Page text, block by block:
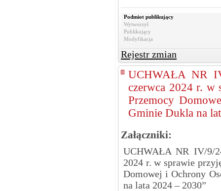
Podmiot publikujący
Wytworzył
Publikujący
Modyfikacja
Rejestr zmian
UCHWAŁA NR
czerwca 2024 r. w
Przemocy
Gminie Dukla na
Załączniki:
UCHWAŁA NR IV/9/
2024 r. w sprawie
Domowej i Ochrony
na lata 2024 – 2030”